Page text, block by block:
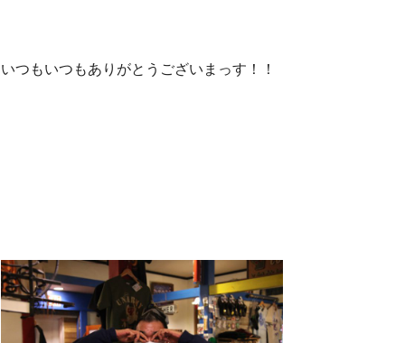
いつもいつもありがとうございまっす！！